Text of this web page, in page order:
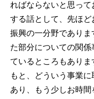
ればならないと思っ
する話として、先ほ
振興の一分野であり
た部分についての関
ているところもあり
もと、どういう事業
あり、もう少しお時